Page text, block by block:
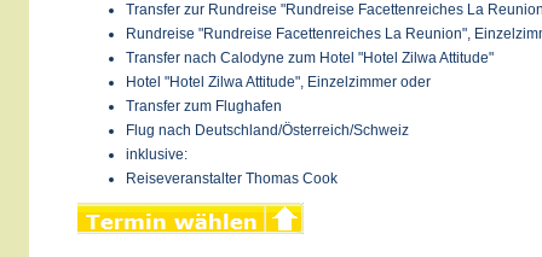
Transfer zur Rundreise "Rundreise Facettenreiches La
Rundreise "Rundreise Facettenreiches La Reunion",
Transfer nach Calodyne zum Hotel "Hotel Zilwa Attitude"
Hotel "Hotel Zilwa Attitude", Einzelzimmer oder
Transfer zum Flughafen
Flug nach Deutschland/Österreich/Schweiz
inklusive:
Reiseveranstalter Thomas Cook